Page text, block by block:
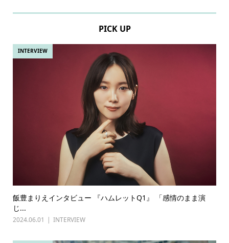
PICK UP
INTERVIEW
飯豊まりえインタビュー 『ハムレットQ1』 「感情のまま演
じ...
2024.06.01 INTERVIEW